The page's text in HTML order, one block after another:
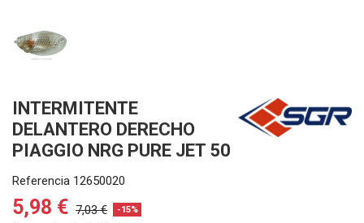
INTERMITENTE
DELANTERO DERECHO
PIAGGIO NRG PURE JET 50
Referencia 12650020
5,98 € 7,03 € -15%